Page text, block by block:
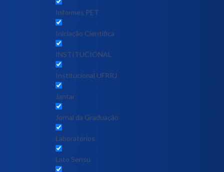
Informes PET
Iniciação Científica
INSTITUCIONAL
Institucional UFRRJ
Jantar
Jornal da Graduação
Laboratórios
Lato Sensu